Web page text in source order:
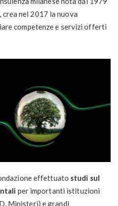
nel 2017 la nuova
competenze e servizi offerti
effettuato studi sul
per importanti istituzioni
Ministeri) e grandi